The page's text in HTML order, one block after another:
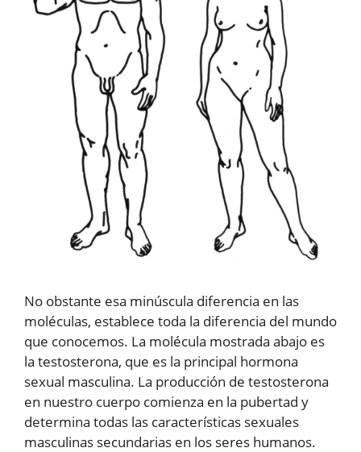
No obstante esa minúscula diferencia en las
moléculas, establece toda la diferencia del mundo
que conocemos. La molécula mostrada abajo es
la testosterona, que es la principal hormona
sexual masculina. La producción de testosterona
en nuestro cuerpo comienza en la pubertad y
determina todas las características sexuales
masculinas secundarias en los seres humanos.